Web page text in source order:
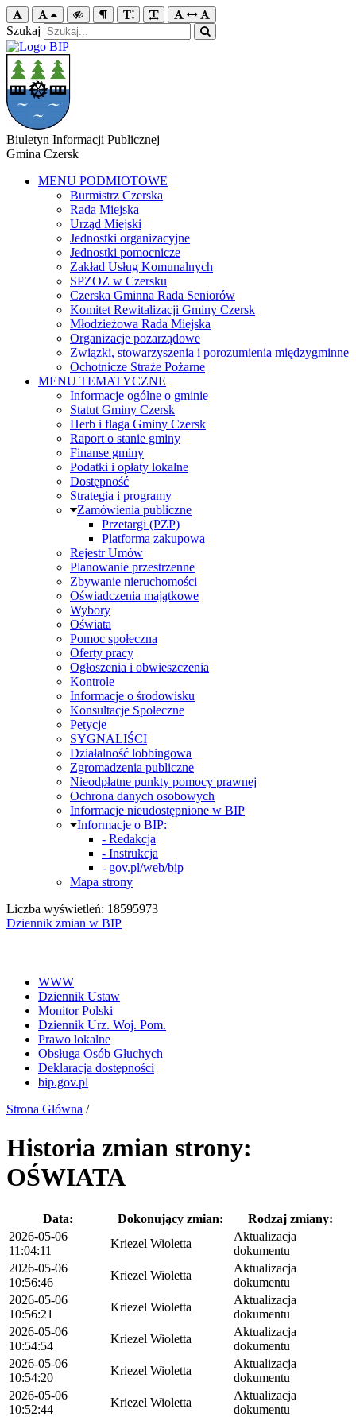
Szukaj
Biuletyn Informacji Publicznej
Gmina Czersk
MENU PODMIOTOWE
Burmistrz Czerska
Rada Miejska
Urząd Miejski
Jednostki organizacyjne
Jednostki pomocnicze
Zakład Usług Komunalnych
SPZOZ w Czersku
Czerska Gminna Rada Seniorów
Komitet Rewitalizacji Gminy Czersk
Młodzieżowa Rada Miejska
Organizacje pozarządowe
Związki, stowarzyszenia i porozumienia międzygminne
Ochotnicze Straże Pożarne
MENU TEMATYCZNE
Informacje ogólne o gminie
Statut Gminy Czersk
Herb i flaga Gminy Czersk
Raport o stanie gminy
Finanse gminy
Podatki i opłaty lokalne
Dostępność
Strategia i programy
Zamówienia publiczne
Przetargi (PZP)
Platforma zakupowa
Rejestr Umów
Planowanie przestrzenne
Zbywanie nieruchomości
Oświadczenia majątkowe
Wybory
Oświata
Pomoc społeczna
Oferty pracy
Ogłoszenia i obwieszczenia
Kontrole
Informacje o środowisku
Konsultacje Społeczne
Petycje
SYGNALIŚCI
Działalność lobbingowa
Zgromadzenia publiczne
Nieodpłatne punkty pomocy prawnej
Ochrona danych osobowych
Informacje nieudostępnione w BIP
Informacje o BIP:
- Redakcja
- Instrukcja
- gov.pl/web/bip
Mapa strony
Liczba wyświetleń: 18595973
Dziennik zmian w BIP
WWW
Dziennik Ustaw
Monitor Polski
Dziennik Urz. Woj. Pom.
Prawo lokalne
Obsługa Osób Głuchych
Deklaracja dostępności
bip.gov.pl
Strona Główna /
Historia zmian strony:
OŚWIATA
Data: Dokonujący zmian:
Rodzaj zmiany:
2026-05-06
11:04:11
Kriezel Wioletta
Aktualizacja
dokumentu
2026-05-06
10:56:46
Kriezel Wioletta
Aktualizacja
dokumentu
2026-05-06
10:56:21
Kriezel Wioletta
Aktualizacja
dokumentu
2026-05-06
10:54:54
Kriezel Wioletta
Aktualizacja
dokumentu
2026-05-06
10:54:20
Kriezel Wioletta
Aktualizacja
dokumentu
2026-05-06
10:52:44
Kriezel Wioletta
Aktualizacja
dokumentu